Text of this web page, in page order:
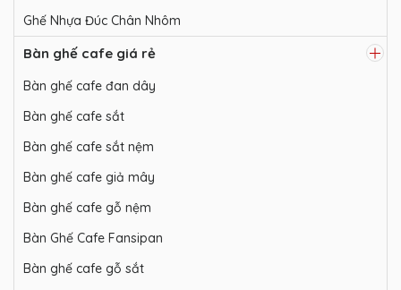
Ghế Nhựa Đúc Chân Nhôm
Bàn ghế cafe giá rẻ
Bàn ghế cafe đan dây
Bàn ghế cafe sắt
Bàn ghế cafe sắt nệm
Bàn ghế cafe giả mây
Bàn ghế cafe gỗ nệm
Bàn Ghế Cafe Fansipan
Bàn ghế cafe gỗ sắt